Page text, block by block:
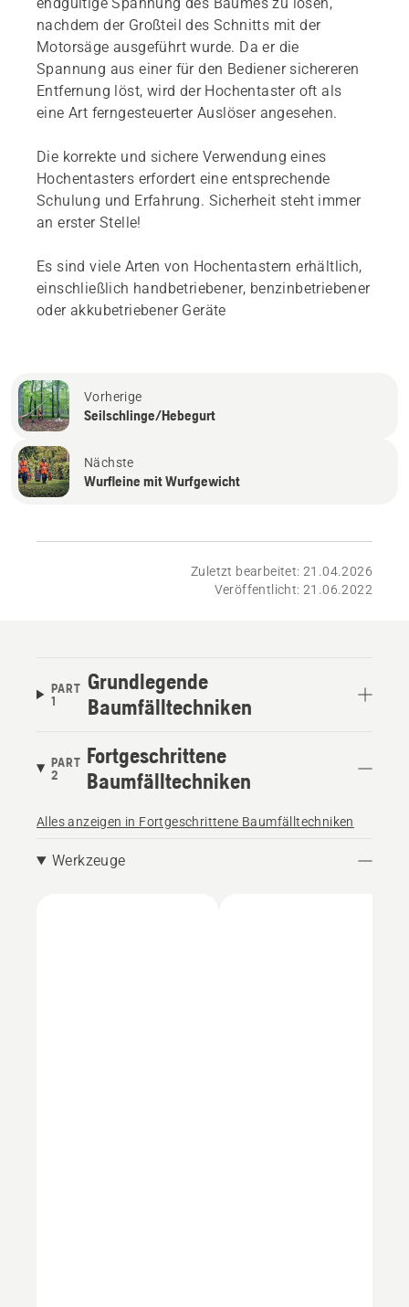
nachdem der Großteil des Schnitts mit der
Motorsäge ausgeführt wurde. Da er die
Spannung aus einer für den Bediener sichereren
Entfernung löst, wird der Hochentaster oft als
eine Art ferngesteuerter Auslöser angesehen.
Die korrekte und sichere Verwendung eines
Hochentasters erfordert eine entsprechende
Schulung und Erfahrung. Sicherheit steht immer
an erster Stelle!
Es sind viele Arten von Hochentastern erhältlich,
einschließlich handbetriebener, benzinbetriebener
oder akkubetriebener Geräte
Vorherige
Seilschlinge/Hebegurt
Nächste
Wurfleine mit Wurfgewicht
Zuletzt bearbeitet: 21.04.2026
Veröffentlicht: 21.06.2022
PART
1
Grundlegende
Baumfälltechniken
PART
2
Fortgeschrittene
Baumfälltechniken
Alles anzeigen in Fortgeschrittene Baumfälltechniken
Werkzeuge